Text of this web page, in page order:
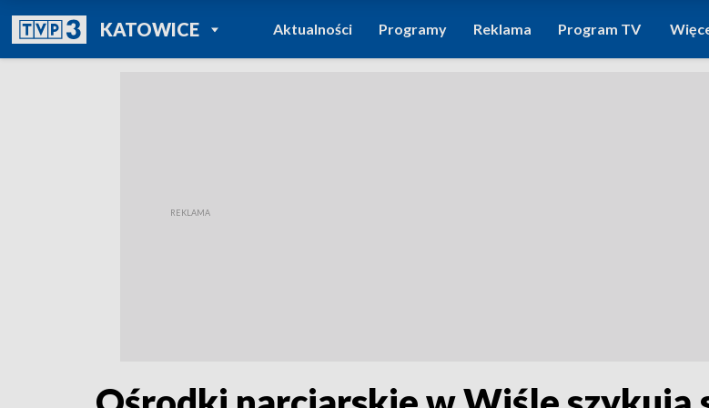
KATOWICEPOWRÓT DO
TVP REGIONY
Aktualności Programy Reklama Program TV